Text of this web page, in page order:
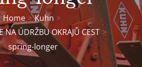
Home
Kuhn
NA ÚDRŽBU OKRAJŮ CEST
spring-longer